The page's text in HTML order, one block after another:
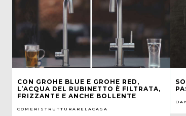
CON GROHE BLUE E GROHE RED,
L’ACQUA DEL RUBINETTO È FILTRATA,
FRIZZANTE E ANCHE BOLLENTE
COMERISTRUTTURARELACASA